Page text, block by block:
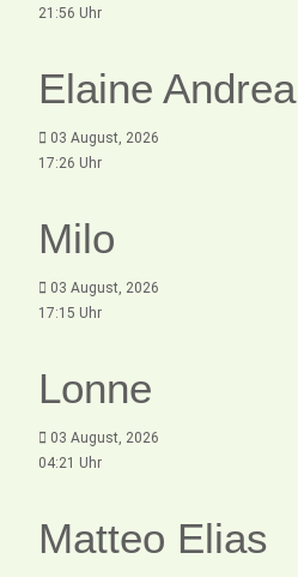
21:56 Uhr
Elaine Andrea
03 August, 2026
17:26 Uhr
Milo
03 August, 2026
17:15 Uhr
Lonne
03 August, 2026
04:21 Uhr
Matteo Elias